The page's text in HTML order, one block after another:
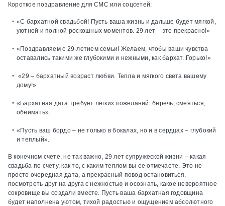
Короткое поздравление для СМС или соцсетей:
«С бархатной свадьбой! Пусть ваша жизнь и дальше будет мягкой,
уютной и полной роскошных моментов. 29 лет – это прекрасно!»
«Поздравляем с 29-летием семьи! Желаем, чтобы ваши чувства
оставались такими же глубокими и нежными, как бархат. Горько!»
«29 – бархатный возраст любви. Тепла и мягкого света вашему
дому!»
«Бархатная дата требует легких пожеланий: беречь, смеяться,
обнимать».
«Пусть ваш бордо – не только в бокалах, но и в сердцах – глубокий
и теплый».
В конечном счете, не так важно, 29 лет супружеской жизни – какая
свадьба по счету, как то, с каким теплом вы ее отмечаете. Это не
просто очередная дата, а прекрасный повод остановиться,
посмотреть друг на друга с нежностью и осознать, какое невероятное
сокровище вы создали вместе. Пусть ваша бархатная годовщина
будет наполнена уютом, тихой радостью и ощущением абсолютного